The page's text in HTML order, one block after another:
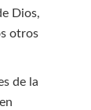
Dios,
otros
de la